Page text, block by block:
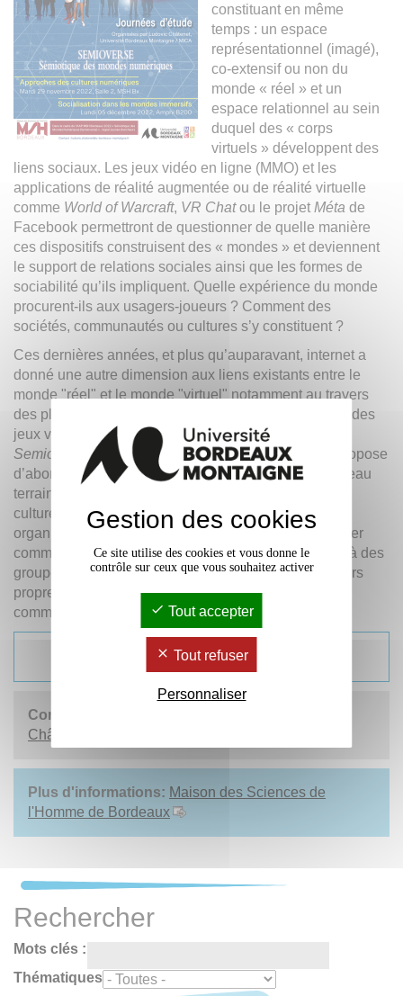
constituant en même
temps : un espace
représentationnel (imagé),
co-extensif ou non du
monde « réel » et un
espace relationnel au sein
duquel des « corps
virtuels » développent des
liens sociaux. Les jeux vidéo en ligne (MMO) et les
applications de réalité augmentée ou de réalité virtuelle
comme World of Warcraft, VR Chatou le projet Méta de
Facebook permettront de questionner de quelle manière
ces dispositifs construisent des « mondes » et deviennent
le support de relations sociales ainsi que les formes de
sociabilité qu’ils impliquent. Quelle expérience du monde
procurent-ils aux usagers-joueurs ? Comment des
sociétés, communautés ou cultures s’y constituent ?
Ces dernières années, et plus qu’auparavant, internet a
donné une autre dimension aux liens existants entre le
monde "réel" et le monde "virtuel" notamment au travers
des plateformes numériques, des réseaux sociaux et des
jeux vidéo en ligne. Dans ce contexte, le projet
Semioverse : sémiotique des mondes numériques
propose
d’aborder l’espace numérique actuel comme le nouveau
terrain d’une sémio-anthropologie des "collectifs ou
cultures numériques". Les deux journées d’études
organisées dans ce cadre auront pour objectif d’étudier
comment les "mondes virtuels" immersifs permettent à des
groupes d’individus de faire société, de constituer leurs
propres cultures autour de croyances et références
communes.
Programme(pdf)
Contact et organisation:
Châtenet
Plus d'informations: Maison des Sciences de
l'Homme de Bordeaux
Rechercher
Mots clés :
Thématiques
Gestion des cookies
Ce site utilise des cookies et vous donne le
contrôle sur ceux que vous souhaitez activer
Tout accepter
Tout refuser
Personnaliser